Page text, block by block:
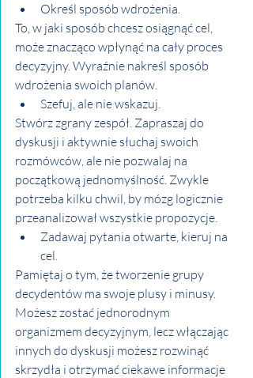
Określ sposób wdrożenia.
To, w jaki sposób chcesz osiągnąć cel,
może znacząco wpłynąć na cały proces
decyzyjny. Wyraźnie nakreśl sposób
wdrożenia swoich planów.
Szefuj, ale nie wskazuj.
Stwórz zgrany zespół. Zapraszaj do
dyskusji i aktywnie słuchaj swoich
rozmówców, ale nie pozwalaj na
początkową jednomyślność. Zwykle
potrzeba kilku chwil, by mózg logicznie
przeanalizował wszystkie propozycje.
Zadawaj pytania otwarte, kieruj na
cel.
Pamiętaj o tym, że tworzenie grupy
decydentów ma swoje plusy i minusy.
Możesz zostać jednorodnym
organizmem decyzyjnym, lecz włączając
innych do dyskusji możesz rozwinąć
skrzydła i otrzymać ciekawe informacje